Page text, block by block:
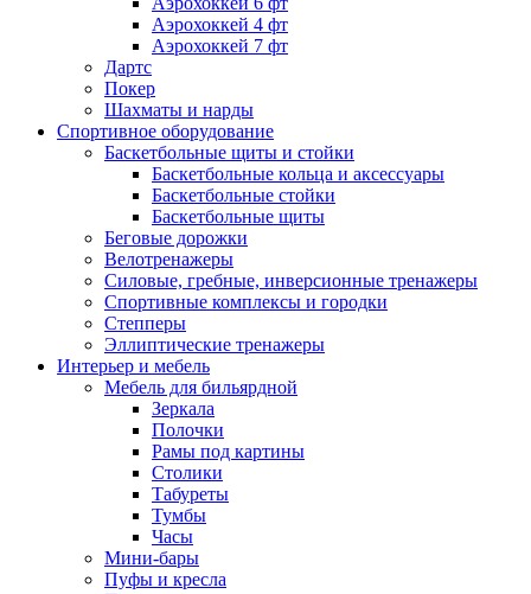
Аэрохоккей 4 фт
Аэрохоккей 7 фт
Дартс
Покер
Шахматы и нарды
Спортивное оборудование
Баскетбольные щиты и стойки
Баскетбольные кольца и аксессуары
Баскетбольные стойки
Баскетбольные щиты
Беговые дорожки
Велотренажеры
Силовые, гребные, инверсионные тренажеры
Спортивные комплексы и городки
Степперы
Эллиптические тренажеры
Интерьер и мебель
Мебель для бильярдной
Зеркала
Полочки
Рамы под картины
Столики
Табуреты
Тумбы
Часы
Мини-бары
Пуфы и кресла